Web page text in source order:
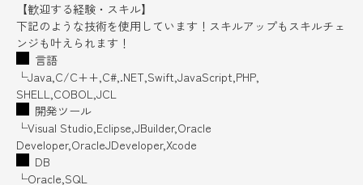
【歓迎する経験・スキル】
下記のような技術を使用しています！スキルアップもスキルチェ
ンジも叶えられます！
言語
└Java,C/C++,C#,.NET,Swift,JavaScript,PHP,
SHELL,COBOL,JCL
開発ツール
└Visual Studio,Eclipse,JBuilder,Oracle
Developer,OracleJDeveloper,Xcode
DB
└Oracle,SQL